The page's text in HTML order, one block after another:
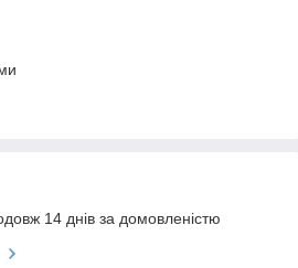
14 днів за домовленістю